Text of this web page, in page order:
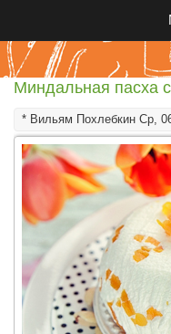
Миндальная пасха
* Вильям Похлебкин Ср,